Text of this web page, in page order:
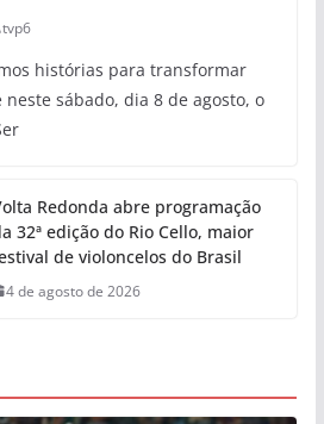
tvp6
histórias para transformar
neste sábado, dia 8 de agosto, o
Redonda abre programação
32ª edição do Rio Cello, maior
de violoncelos do Brasil
4 de agosto de 2026